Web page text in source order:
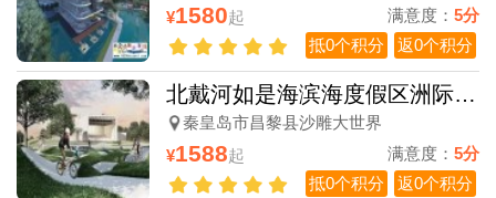
满意度： 5分
¥1580起
返0个积分
抵0个积分
北戴河如是海滨海度假区洲际英迪格酒店
秦皇岛市昌黎县沙雕大世界
满意度： 5分
¥1588起
返0个积分
抵0个积分